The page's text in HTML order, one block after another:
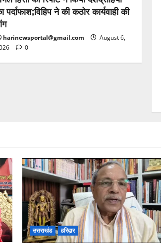
पर्दाफाश;विहिप ने की कठोर कार्यवाही की
harinewsportal@gmail.com
August 6,
0
उत्तराखंड हरिद्वार